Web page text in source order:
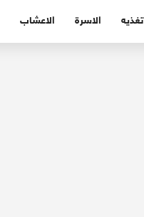
تغذيه الاسرة الاعشاب